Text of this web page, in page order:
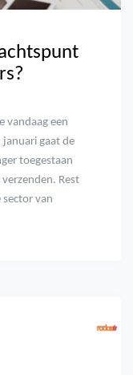
vandaag een
januari gaat de
toegestaan
Rest
sector van